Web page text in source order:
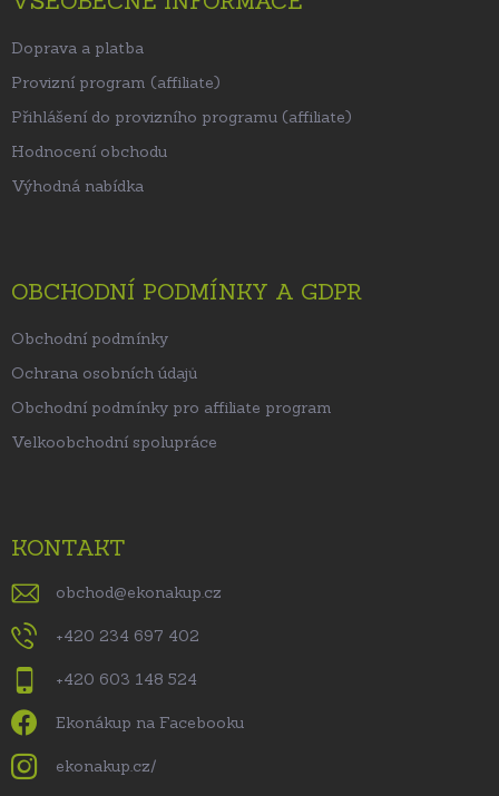
Doprava a platba
Provizní program (affiliate)
Přihlášení do provizního programu (affiliate)
Hodnocení obchodu
Výhodná nabídka
OBCHODNÍ PODMÍNKY A GDPR
Obchodní podmínky
Ochrana osobních údajů
Obchodní podmínky pro affiliate program
Velkoobchodní spolupráce
KONTAKT
obchod@ekonakup.cz
+420 234 697 402
+420 603 148 524
Ekonákup na Facebooku
ekonakup.cz/